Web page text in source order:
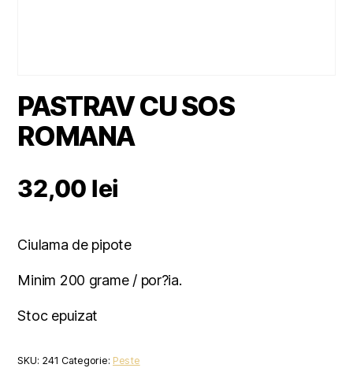
PASTRAV CU SOS
ROMANA
32,00 lei
Ciulama de pipote
Minim 200 grame / por?ia.
Stoc epuizat
SKU: 241 Categorie: Peste